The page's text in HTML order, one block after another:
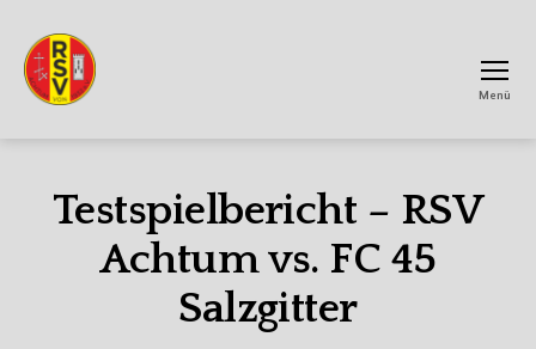
Menü
Testspielbericht – RSV
Achtum vs. FC 45
Salzgitter